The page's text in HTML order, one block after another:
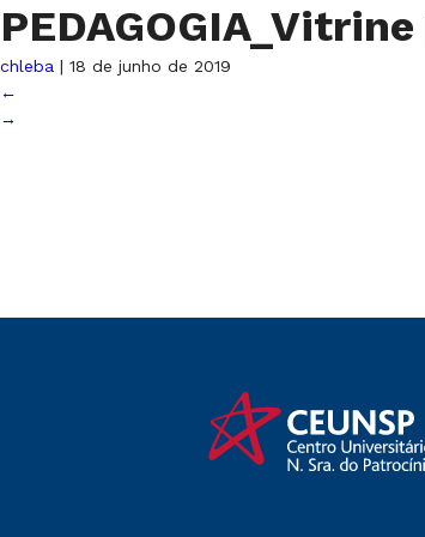
PEDAGOGIA_Vitrine
chleba | 18 de junho de 2019
←
→